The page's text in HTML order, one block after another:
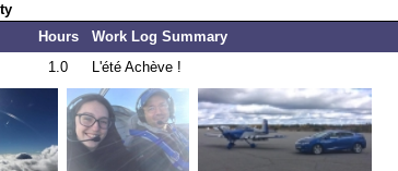
Hours Work Log Summary
1.0 L'été Achève !